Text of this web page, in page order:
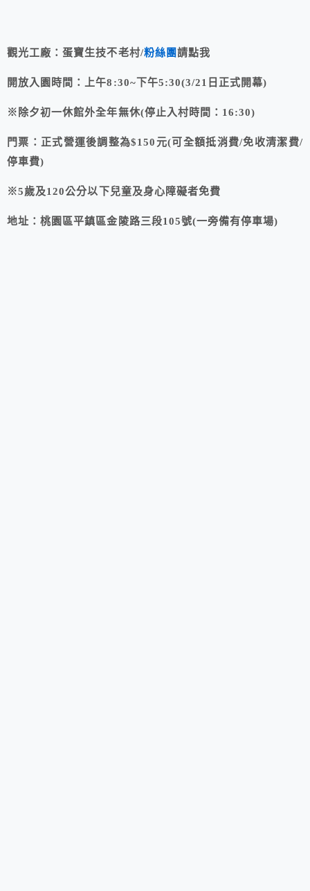
觀光工廠：蛋寶生技不老村/粉絲團請點我
開放入園時間：上午8:30~下午5:30(3/21日正式開幕)
※除夕初一休館外全年無休(停止入村時間：16:30)
門票：正式營運後調整為$150元(可全額抵消費/免收清潔費/
停車費)
※5歲及120公分以下兒童及身心障礙者免費
地址：桃園區平鎮區金陵路三段105號(一旁備有停車場)